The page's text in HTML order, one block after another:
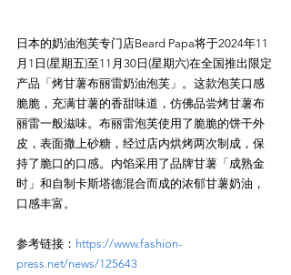
日本的奶油泡芙专门店Beard Papa将于2024年11
月1日(星期五)至11月30日(星期六)在全国推出限定
产品「烤甘薯布丽雷奶油泡芙」。这款泡芙口感
脆脆，充满甘薯的香甜味道，仿佛品尝烤甘薯布
丽雷一般滋味。布丽雷泡芙使用了脆脆的饼干外
皮，表面撒上砂糖，经过店内烘烤两次制成，保
持了脆口的口感。内馅采用了品牌甘薯「成熟金
时」和自制卡斯塔德混合而成的浓郁甘薯奶油，
参考链接： https://www.fashion-
press.net/news/125643